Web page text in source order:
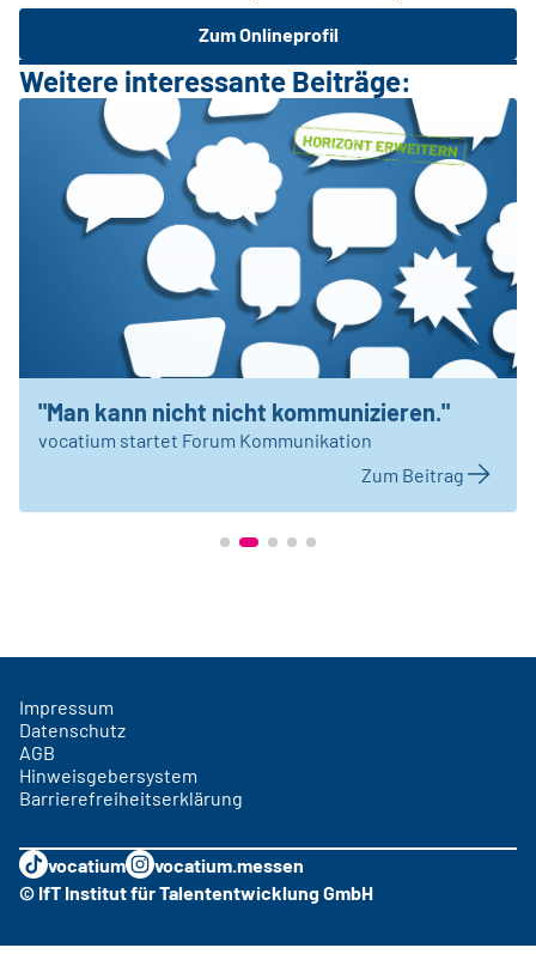
Zum Onlineprofil
Weitere interessante Beiträge:
"Man kann nicht nicht kommunizieren."
vocatium startet Forum Kommunikation
Zum Beitrag
Impressum
Datenschutz
AGB
Hinweisgebersystem
Barrierefreiheitserklärung
vocatium
vocatium.messen
© IfT Institut für Talententwicklung GmbH